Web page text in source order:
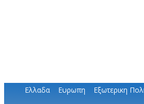
Ελλαδα Ευρωπη Εξωτερικη